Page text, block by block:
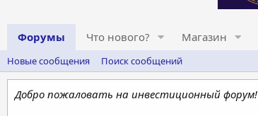
Форумы Что нового? Магазин
Новые сообщения Поиск сообщений
Добро пожаловать на инвестиционный форум!